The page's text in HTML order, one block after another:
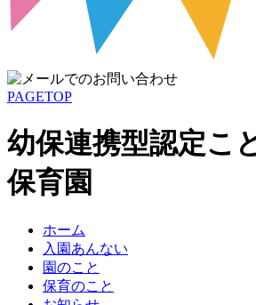
PAGETOP
幼保連携型認定こ
保育園
ホーム
入園あんない
園のこと
保育のこと